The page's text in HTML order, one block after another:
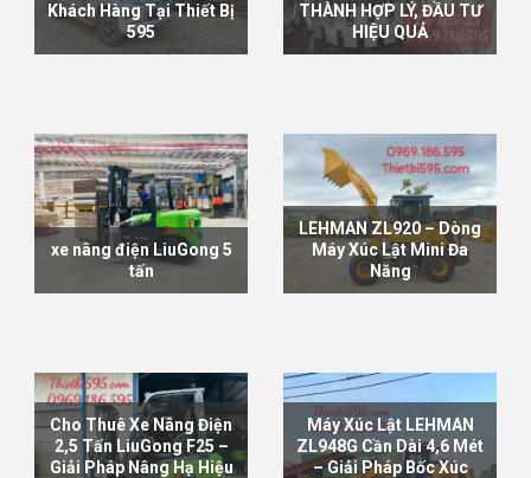
Khách Hàng Tại Thiết Bị
595
THÀNH HỢP LÝ, ĐẦU TƯ
HIỆU QUẢ
xe nâng điện LiuGong 5
tấn
LEHMAN ZL920 – Dòng
Máy Xúc Lật Mini Đa
Năng
Cho Thuê Xe Nâng Điện
2,5 Tấn LiuGong F25 –
Giải Pháp Nâng Hạ Hiệu
Máy Xúc Lật LEHMAN
ZL948G Cần Dài 4,6 Mét
– Giải Pháp Bốc Xúc